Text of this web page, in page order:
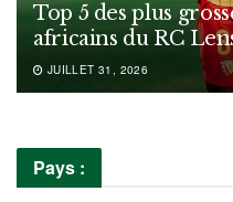
Top 5 des plus
africains du RC
JUILLET 31, 2026
Pays :